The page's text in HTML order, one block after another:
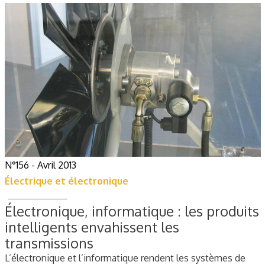
N°156 - Avril 2013
Électrique et électronique
Électronique, informatique : les produits
intelligents envahissent les
transmissions
L’électronique et l’informatique rendent les systèmes de